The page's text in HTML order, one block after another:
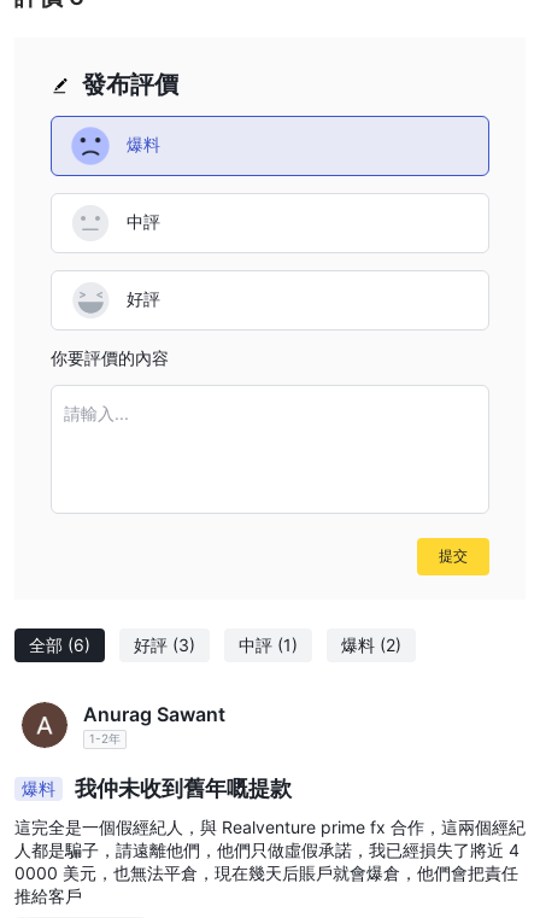
和財務目標仔細考慮他們的投資選擇。
優點和缺點
Loyalty Liquidity提供一系列交易機會，但在選擇該經紀商之前必須
考慮其優點和缺點。以下是優缺點的總結：
總之， Loyalty Liquidity為交易者提供多樣化的交易機會以及帳戶類
的客戶支援品質都是需要考慮的因素。交易者應注意潛在風險，尤其
是在使用高槓桿時。
市集工具
Loyalty Liquidity提供多種市場工具，以滿足客戶的交易需求和偏
好。這些工具涵蓋一系列金融資產和市場，為交易者提供充足的機會
來實現投資組合多元化，並有可能從市場波動中獲利。
以其高流動性和全天候可用性而聞名，使其成為希望推測貨幣價格走
商品： Loyalty Liquidity也允許交易者進入商品市場。大宗商品包括
地緣政治不穩定的工具，並且可以成為多元化投資策略的一個組成部
分。
準普爾 500 指數或富時 100 指數，代表特定市場中一組股票的表
現。交易指數使投資者無需購買個股即可了解廣泛的市場趨勢。
加密貨幣：除了傳統資產之外， Loyalty Liquidity提供加密貨幣交
易。這包括流行的數位貨幣，如比特幣 (btc)、以太坊 (eth) 等。加
密貨幣以其高波動性和巨大收益潛力而聞名，吸引了對這一新興資產
類別感興趣的交易者。
請注意，特定貨幣對、商品、指數和加密貨幣的可用性可能會根據經
全部 (6) 好評 (3) 中評 (1) 爆料 (2)
Anurag Sawant
1-2年
爆料 我仲未收到舊年嘅提款
這完全是一個假經紀人，與 Realventure prime fx 合作，這兩個經紀
人都是騙子，請遠離他們，他們只做虛假承諾，我已經損失了將近 4
0000 美元，也無法平倉，現在幾天后賬戶就會爆倉，他們會把責任
推給客戶
發布評價
爆料
中評
好評
你要評價的內容
請輸入...
提交